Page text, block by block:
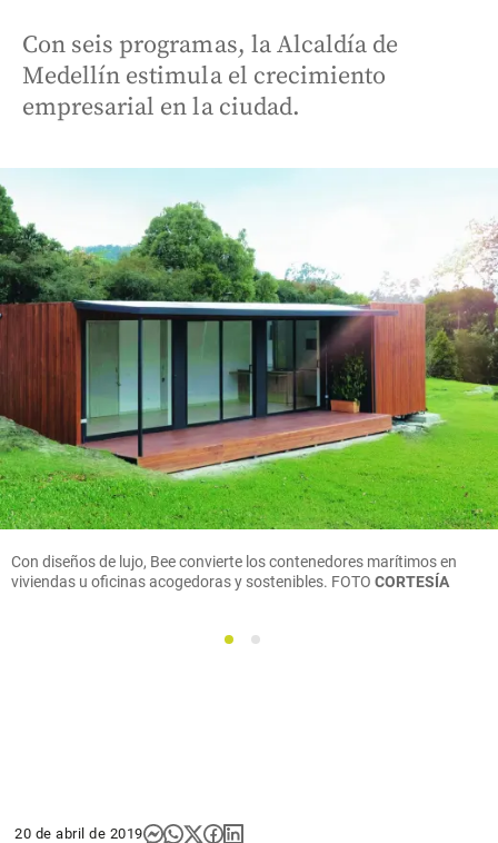
Con seis programas, la Alcaldía de
Medellín estimula el crecimiento
empresarial en la ciudad.
Con diseños de lujo, Bee convierte los contenedores marítimos en
viviendas u oficinas acogedoras y sostenibles. FOTO CORTESÍA
1 2
20 de abril de 2019